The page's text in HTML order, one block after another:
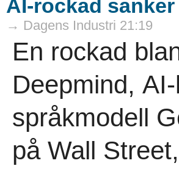
AI-rockad
→ Dagens Industri 21:19
En rockad
Deepmind,
språkmodell
på Wall